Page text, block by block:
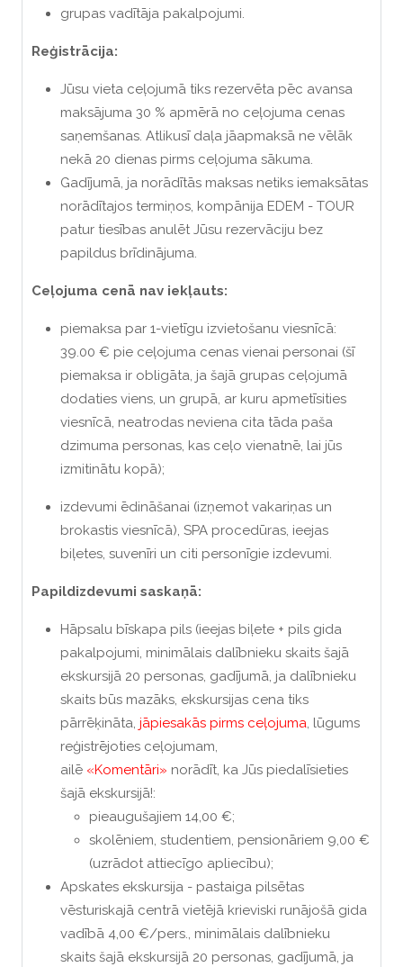
grupas vadītāja pakalpojumi.
Reģistrācija:
Jūsu vieta ceļojumā tiks rezervēta pēc avansa
maksājuma 30 % apmērā no ceļojuma cenas
saņemšanas. Atlikusī daļa jāapmaksā ne vēlāk
nekā 20 dienas pirms ceļojuma sākuma.
Gadījumā, ja norādītās maksas netiks iemaksātas
norādītajos termiņos, kompānija EDEM - TOUR
patur tiesības anulēt Jūsu rezervāciju bez
papildus brīdinājuma.
Ceļojuma cenā nav iekļauts:
piemaksa par 1-vietīgu izvietošanu viesnīcā:
39.00 € pie ceļojuma cenas vienai personai (šī
piemaksa ir obligāta, ja šajā grupas ceļojumā
dodaties viens, un grupā, ar kuru apmetīsities
viesnīcā, neatrodas neviena cita tāda paša
dzimuma personas, kas ceļo vienatnē, lai jūs
izmitinātu kopā);
izdevumi ēdināšanai (izņemot vakariņas un
brokastis viesnīcā), SPA procedūras, ieejas
biļetes, suvenīri un citi personīgie izdevumi.
Papildizdevumi saskaņā:
Hāpsalu bīskapa pils (ieejas biļete + pils gida
pakalpojumi, minimālais dalībnieku skaits šajā
ekskursijā 20 personas, gadījumā, ja dalībnieku
skaits būs mazāks, ekskursijas cena tiks
pārrēķināta, jāpiesakās pirms ceļojuma, lūgums
reģistrējoties ceļojumam,
ailē «Komentāri» norādīt, ka Jūs piedalīsieties
šajā ekskursijā!:
pieaugušajiem 14,00 €;
skolēniem, studentiem, pensionāriem 9,00 €
(uzrādot attiecīgo apliecību);
Apskates ekskursija - pastaiga pilsētas
vēsturiskajā centrā vietējā krieviski runājošā gida
vadībā 4,00 €/pers., minimālais dalībnieku
skaits šajā ekskursijā 20 personas, gadījumā, ja